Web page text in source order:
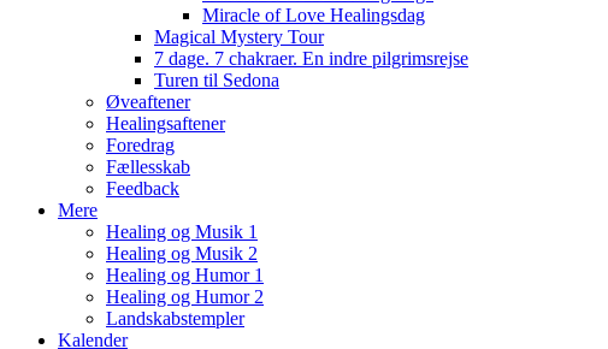
Miracle of Love Healingsdag
Magical Mystery Tour
7 dage. 7 chakraer. En indre pilgrimsrejse
Turen til Sedona
Øveaftener
Healingsaftener
Foredrag
Fællesskab
Feedback
Mere
Healing og Musik 1
Healing og Musik 2
Healing og Humor 1
Healing og Humor 2
Landskabstempler
Kalender